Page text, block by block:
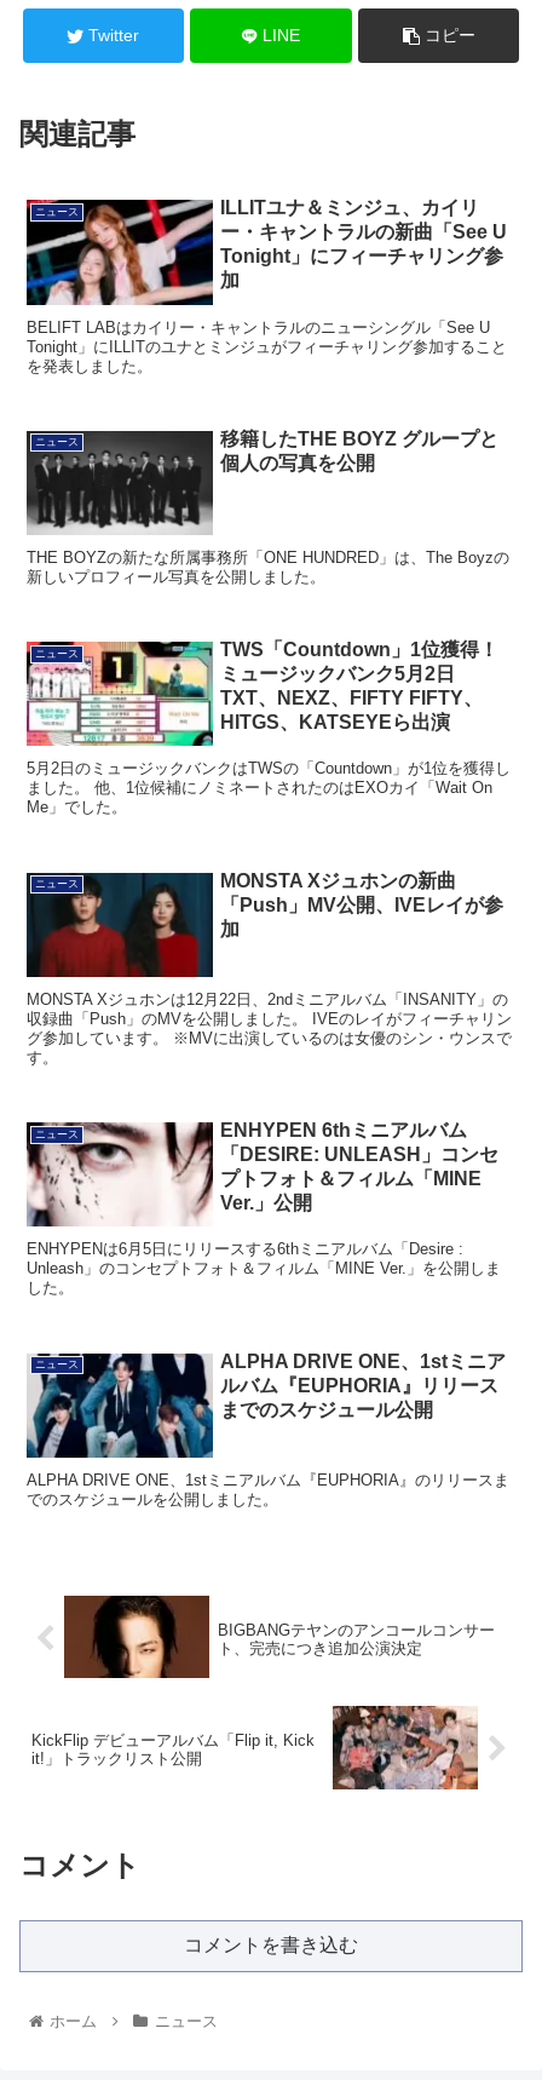
Twitter LINE コピー
関連記事
ニュース
ILLITユナ＆ミンジュ、カイリ
ー・キャントラルの新曲「See U
Tonight」にフィーチャリング参
加
BELIFT LABはカイリー・キャントラルのニューシングル「See U
Tonight」にILLITのユナとミンジュがフィーチャリング参加すること
を発表しました。
ニュース
移籍したTHE BOYZ グループと
個人の写真を公開
THE BOYZの新たな所属事務所「ONE HUNDRED」は、The Boyzの
新しいプロフィール写真を公開しました。
ニュース
TWS「Countdown」1位獲得！
ミュージックバンク5月2日
TXT、NEXZ、FIFTY FIFTY、
HITGS、KATSEYEら出演
5月2日のミュージックバンクはTWSの「Countdown」が1位を獲得し
ました。 他、1位候補にノミネートされたのはEXOカイ「Wait On
Me」でした。
ニュース
MONSTA Xジュホンの新曲
「Push」MV公開、IVEレイが参
加
MONSTA Xジュホンは12月22日、2ndミニアルバム「INSANITY」の
収録曲「Push」のMVを公開しました。 IVEのレイがフィーチャリン
グ参加しています。 ※MVに出演しているのは女優のシン・ウンスで
す。
ニュース
ENHYPEN 6thミニアルバム
「DESIRE: UNLEASH」コンセ
プトフォト＆フィルム「MINE
Ver.」公開
ENHYPENは6月5日にリリースする6thミニアルバム「Desire :
Unleash」のコンセプトフォト＆フィルム「MINE Ver.」を公開しま
した。
ニュース
ALPHA DRIVE ONE、1stミニア
ルバム『EUPHORIA』リリース
までのスケジュール公開
ALPHA DRIVE ONE、1stミニアルバム『EUPHORIA』のリリースま
でのスケジュールを公開しました。
BIGBANGテヤンのアンコールコンサー
ト、完売につき追加公演決定
KickFlip デビューアルバム「Flip it, Kick
it!」トラックリスト公開
コメント
コメントを書き込む
ホーム ニュース